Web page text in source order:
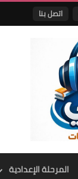
اتصل بنا
المرحلة الإعدادية